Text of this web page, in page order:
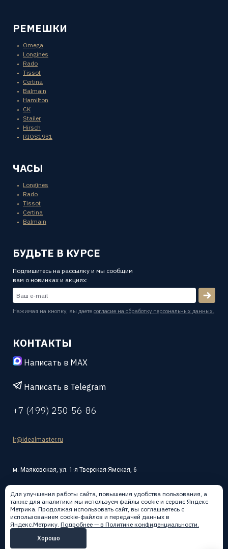
РЕМЕШКИ
Omega
Longines
Rado
Tissot
Certina
Balmain
Hamilton
CK
Stailer
Hirsch
RIOS1931
ЧАСЫ
Longines
Rado
Tissot
Certina
Balmain
БУДЬТЕ В КУРСЕ
Подпишитесь на рассылку и мы сообщим
вам о новинках и акциях:
Нажимая на кнопку, вы даете согласие на обработку персональных данных.
КОНТАКТЫ
Написать в MAX
Написать в Telegram
+7 (499) 250-56-86
lr@idealmaster.ru
м. Маяковская, ул. 1-я Тверская-Ямская, 6
Написать в:
Для улучшения работы сайта, повышения удобства пользования, а
также для аналитики мы используем файлы cookie и сервис Яндекс
Метрика. Продолжая использовать сайт, вы соглашаетесь с
использованием cookie-файлов и передачей данных в
Яндекс.Метрику. Подробнее — в Политике конфиденциальности.
Хорошо